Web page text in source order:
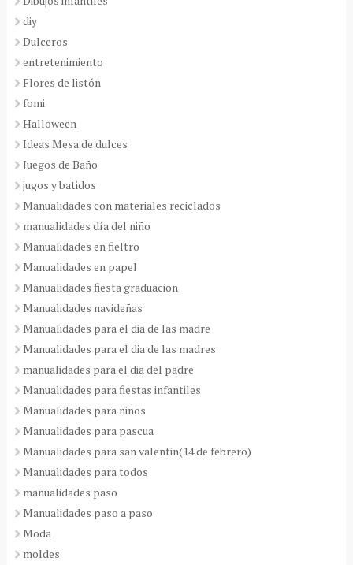
diy
Dulceros
entretenimiento
Flores de listón
fomi
Halloween
Ideas Mesa de dulces
Juegos de Baño
jugos y batidos
Manualidades con materiales reciclados
manualidades día del niño
Manualidades en fieltro
Manualidades en papel
Manualidades fiesta graduacion
Manualidades navideñas
Manualidades para el dia de las madre
Manualidades para el dia de las madres
manualidades para el dia del padre
Manualidades para fiestas infantiles
Manualidades para niños
Manualidades para pascua
Manualidades para san valentin(14 de febrero)
Manualidades para todos
manualidades paso
Manualidades paso a paso
Moda
moldes